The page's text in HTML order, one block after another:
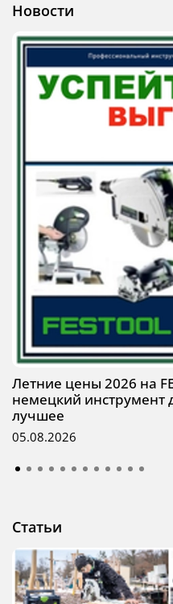
Новости
Летние цены 2026 на
немецкий инструмент
лучшее
05.08.2026
Статьи